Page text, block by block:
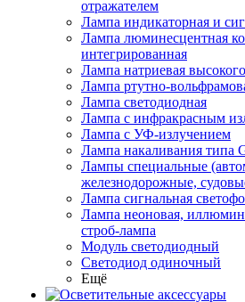
отражателем
Лампа индикаторная и
Лампа люминесцентная
интегрированная
Лампа натриевая
Лампа ртутно-
Лампа светодиодная
Лампа с инфракрасным
Лампа с УФ-излучением
Лампа накаливания типа
Лампы специальные
железнодорожные,
Лампа сигнальная
Лампа неоновая,
строб-лампа
Модуль светодиодный
Светодиод одиночный
Ещё